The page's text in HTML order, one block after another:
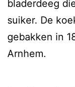
bladerdeeg
suiker. De
gebakken in
Arnhem.